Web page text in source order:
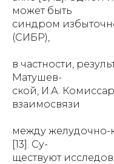
может быть
синдром
(СИБР),
в частности,
Матушев-
ской, И.А.
взаимосвязи
между
[13]. Су-
ществуют